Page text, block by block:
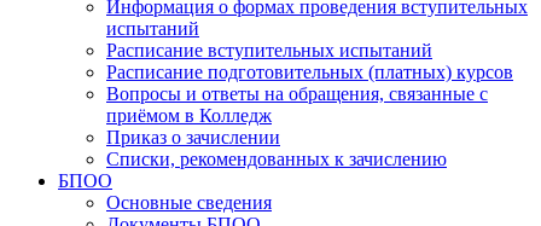
Информация о формах проведения вступительных
испытаний
Расписание вступительных испытаний
Расписание подготовительных (платных) курсов
Вопросы и ответы на обращения, связанные с
приёмом в Колледж
Приказ о зачислении
Списки, рекомендованных к зачислению
БПОО
Основные сведения